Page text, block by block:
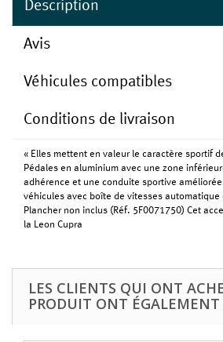
Description
Avis
Véhicules compatibles
Conditions de livraison
« Elles mettent en valeur le caractère sportif
Pédales en aluminium avec une zone
adhérence et une conduite sportive
véhicules avec boîte de vitesses
Plancher non inclus (Réf. 5F0071750) Cet
la Leon Cupra
LES CLIENTS QUI ONT
PRODUIT ONT ÉGALEMENT